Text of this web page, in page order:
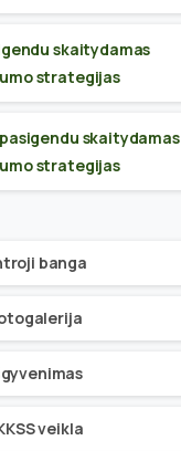
skaitydamas
strategijas
pasigendu skaitydamas
strategijas
banga
veikla